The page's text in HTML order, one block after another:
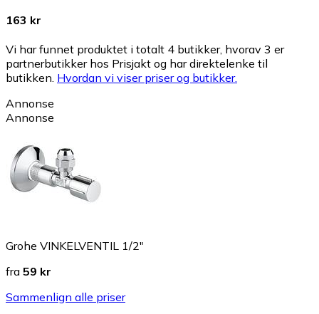
163 kr
Vi har funnet produktet i totalt 4 butikker, hvorav 3 er
partnerbutikker hos Prisjakt og har direktelenke til
butikken. Hvordan vi viser priser og butikker.
Annonse
Annonse
Grohe VINKELVENTIL 1/2"
fra 59 kr
Sammenlign alle priser